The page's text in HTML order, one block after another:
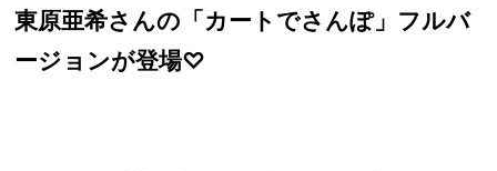
記憶
に一
社長
東原亜希さんの「カートでさんぽ」フルバ
ージョンが登場♡